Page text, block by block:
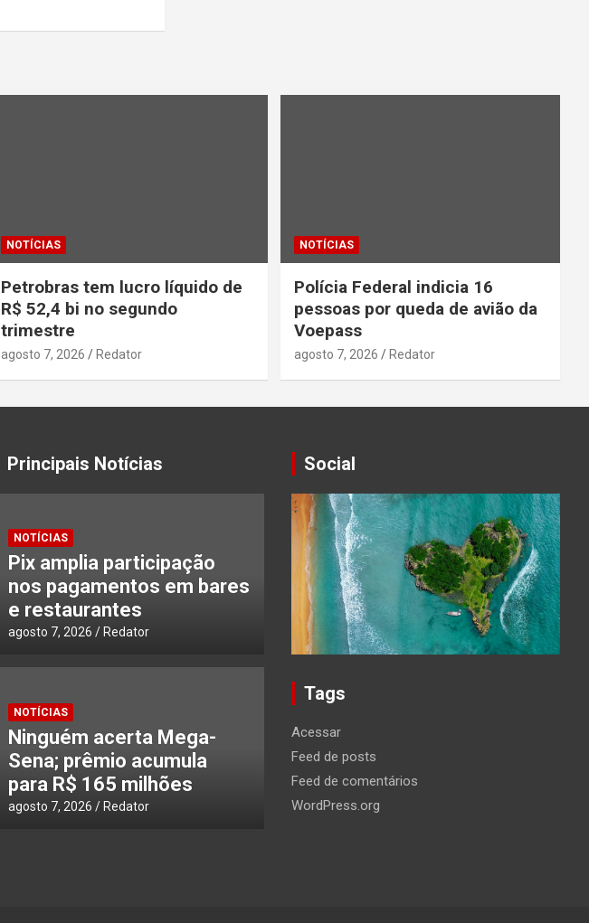
NOTÍCIAS
Petrobras tem lucro líquido de
R$ 52,4 bi no segundo
trimestre
agosto 7, 2026 Redator
NOTÍCIAS
Polícia Federal indicia 16
pessoas por queda de avião da
Voepass
agosto 7, 2026 Redator
Principais Notícias
NOTÍCIAS
Pix amplia participação
nos pagamentos em bares
e restaurantes
agosto 7, 2026 Redator
NOTÍCIAS
Ninguém acerta Mega-
Sena; prêmio acumula
para R$ 165 milhões
agosto 7, 2026 Redator
Social
Tags
Acessar
Feed de posts
Feed de comentários
WordPress.org